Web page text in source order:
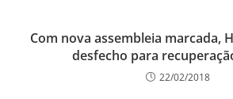
Com nova assembleia marcada,
desfecho para
22/02/2018